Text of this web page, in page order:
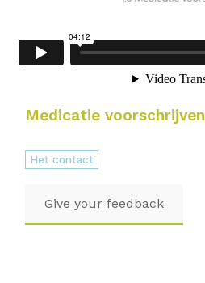
Medicatie voorschrijven
Het contact
Give your feedback